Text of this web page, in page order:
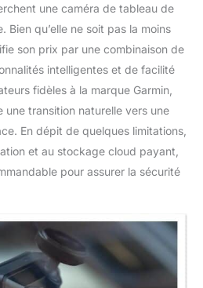
une caméra de tableau de
qu’elle ne soit pas la moins
son prix par une combinaison de
intelligentes et de facilité
fidèles à la marque Garmin,
transition naturelle vers une
En dépit de quelques limitations,
et au stockage cloud payant,
pour assurer la sécurité